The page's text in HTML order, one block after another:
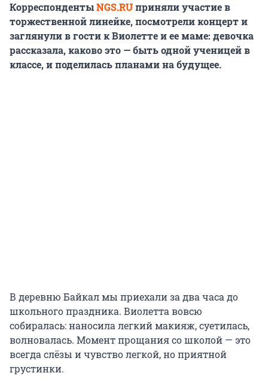
КорреспондентыNGS.RUприняли участие в
торжественной линейке, посмотрели концерт и
заглянули в гости к Виолетте и ее маме: девочка
рассказала, каково это — быть одной ученицей в
классе, и поделилась планами на будущее.
В деревню Байкал мы приехали за два часа до
школьного праздника. Виолетта вовсю
собиралась: наносила легкий макияж, суетилась,
волновалась. Момент прощания со школой — это
всегда слёзы и чувство легкой, но приятной
грустинки.